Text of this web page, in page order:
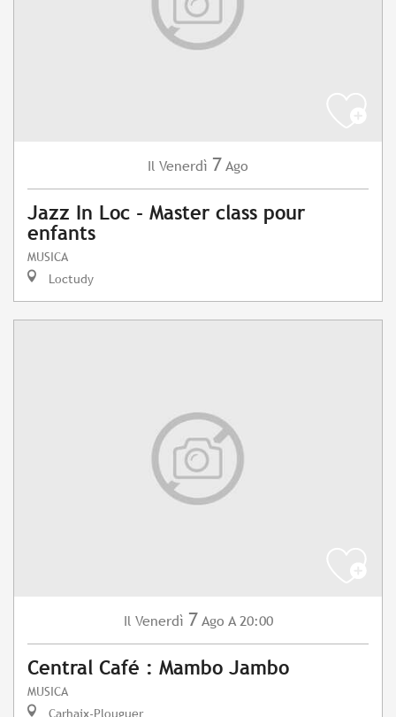
Il Venerdì 7 Ago
Jazz In Loc - Master class pour
enfants
MUSICA
Loctudy
Il Venerdì 7 Ago A 20:00
Central Café : Mambo Jambo
MUSICA
Carhaix-Plouguer